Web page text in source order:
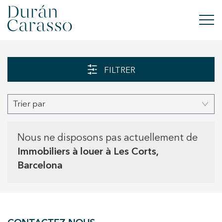
VENDRE
NOUVELLE CONSTRUCTION
INVESTISSEMENTS
FILTRER
Trier par
Nous ne disposons pas actuellement de
Immobiliers à louer à Les Corts,
Barcelona